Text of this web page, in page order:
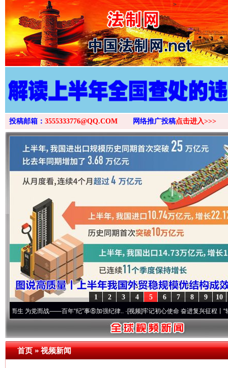
>
投稿邮箱： 3555333776@QQ.COM 网络推广投稿点击进入>>>
10
9
8
7
6
5
4
3
2
1
而战——百年“纪”事⑧加强纪律..·[视频]牢记初心使命 奋进复兴征程丨“转折之城”激
首页»视频新闻